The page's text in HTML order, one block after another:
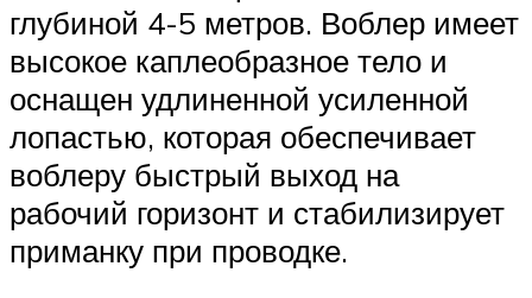
глубиной 4-5 метров. Воблер имеет
высокое каплеобразное тело и
оснащен удлиненной усиленной
лопастью, которая обеспечивает
воблеру быстрый выход на
рабочий горизонт и стабилизирует
приманку при проводке.